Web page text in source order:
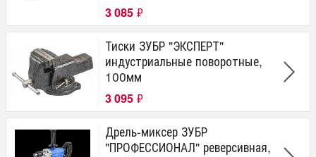
3 085 ₽
Тиски ЗУБР "ЭКСПЕРТ"
индустриальные поворотные,
100мм
3 095 ₽
Дрель-миксер ЗУБР
"ПРОФЕССИОНАЛ" реверсивная,